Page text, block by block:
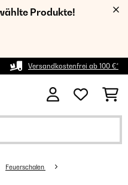
Produkte!
Versandkostenfrei ab 100 €*
Feuerschalen